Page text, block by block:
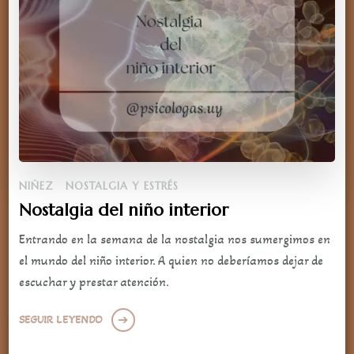
NIÑEZ NOSTALGIA Y ESTRÉS
Nostalgia del niño interior
Entrando en la semana de la nostalgia nos sumergimos en
el mundo del niño interior. A quien no deberíamos dejar de
escuchar y prestar atención.
SEGUIR LEYENDO